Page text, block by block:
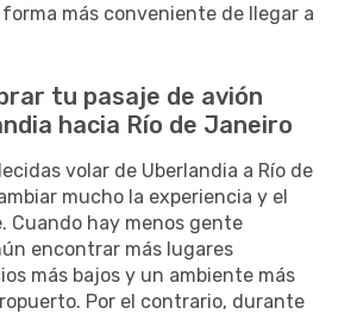
más conveniente de llegar a
tu pasaje de avión
hacia Río de Janeiro
volar de Uberlandia a Río de
mucho la experiencia y el
Cuando hay menos gente
encontrar más lugares
más bajos y un ambiente más
Por el contrario, durante